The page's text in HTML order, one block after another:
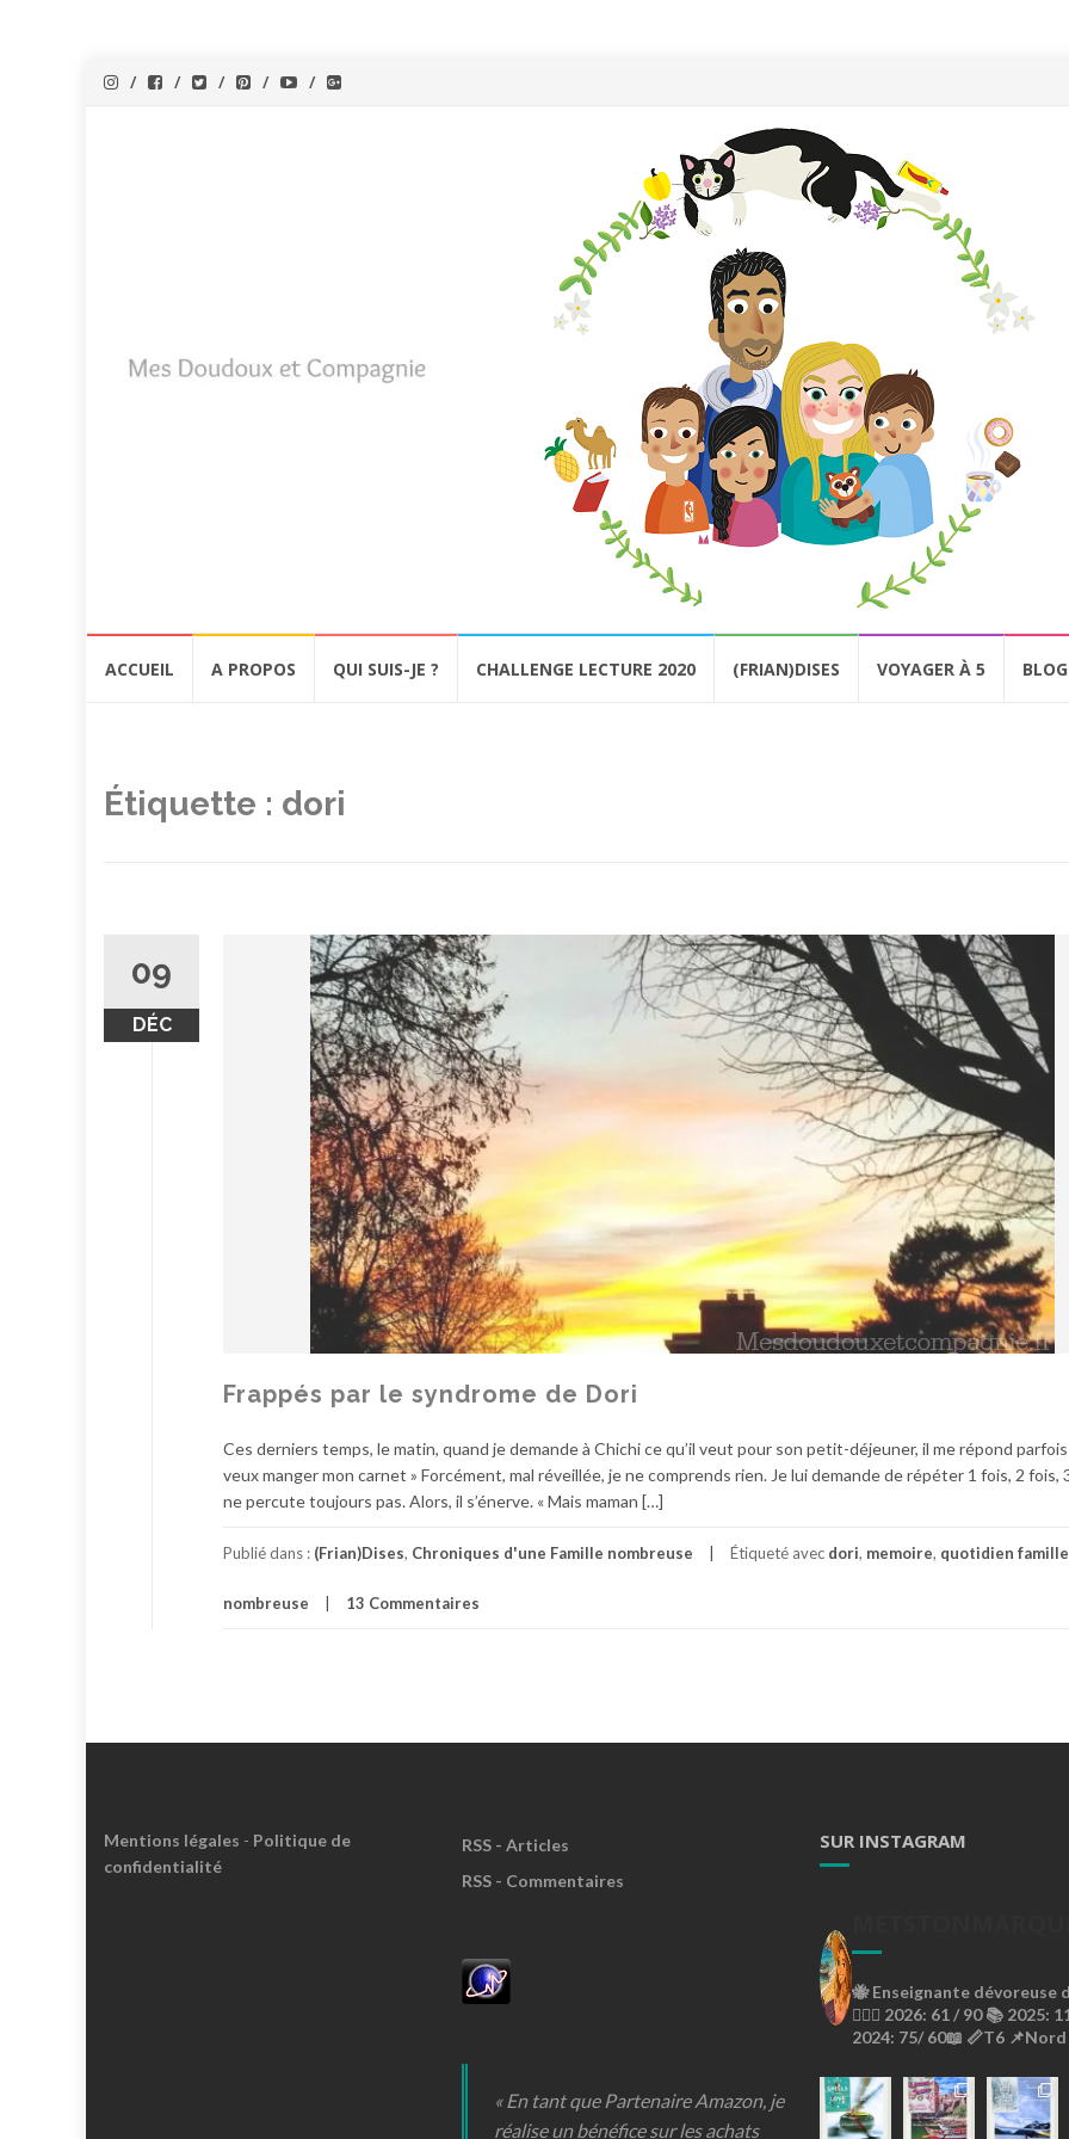
ACCUEIL A PROPOS QUI SUIS-JE ? CHALLENGE LECTURE 2020 (FRIAN)DISES VOYAGER À 5
Étiquette : dori
09
DÉC
Frappés par le syndrome de Dori
Ces derniers temps, le matin, quand je demande à Chichi ce qu’il veut pour son petit-déjeuner, il me répond parfois
veux manger mon carnet » Forcément, mal réveillée, je ne comprends rien. Je lui demande de répéter 1 fois, 2 fois,
ne percute toujours pas. Alors, il s’énerve. « Mais maman […]
Publié dans : (Frian)Dises, Chroniques d'une Famille nombreuse Étiqueté avec dori, memoire, quotidien famille
nombreuse 13 Commentaires
Mentions légales - Politique de
confidentialité
RSS - Articles
RSS - Commentaires
« En tant que Partenaire Amazon, je
réalise un bénéfice sur les achats
SUR INSTAGRAM
🐝Enseignante dévoreuse
🙇🏼‍♀️ 2026: 61 / 90 📚 2025:
2024: 75/ 60📖 📏T6 📌Nord